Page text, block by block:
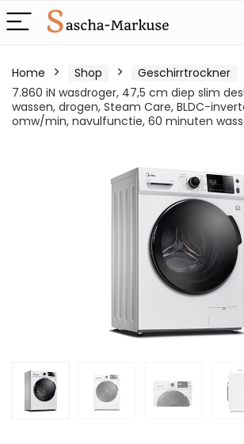
Home Shop Geschirrtrockner
7.860 iN wasdroger, 47,5 cm diep slim
wassen, drogen, Steam Care, BLDC-
omw/min, navulfunctie, 60 minuten